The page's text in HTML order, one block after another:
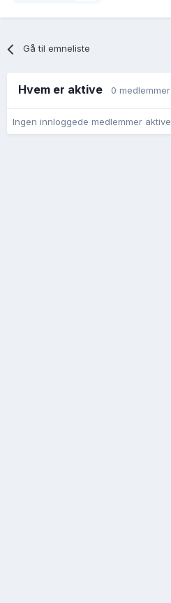
Gå til emneliste
Hvem er aktive 0 medlemmer
Ingen innloggede medlemmer aktive